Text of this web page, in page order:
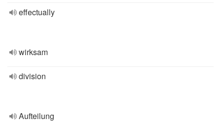
effectually
wirksam
division
Aufteilung